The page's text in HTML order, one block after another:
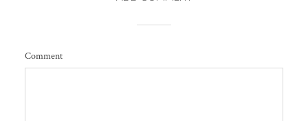
Comment